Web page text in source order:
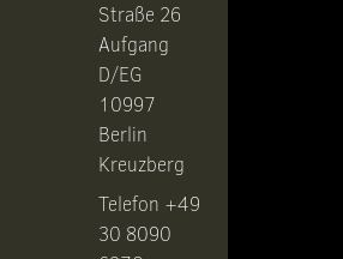
Straße 26
Aufgang
D/EG
10997
Berlin
Kreuzberg
Telefon +49
30 8090